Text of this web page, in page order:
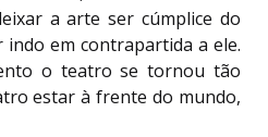
a arte ser cúmplice do
em contrapartida a ele.
o teatro se tornou tão
estar à frente do mundo,